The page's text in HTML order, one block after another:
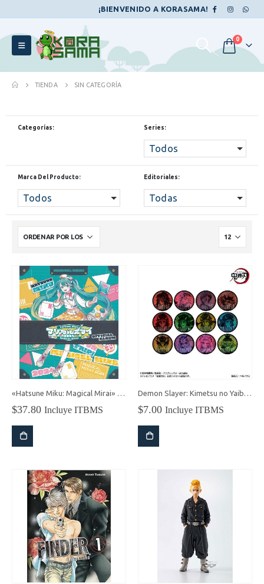
¡BIENVENIDO A KORASAMA!
0
TIENDA SIN CATEGORÍA
$37.80 Incluye ITBMS $7.00 Incluye ITBMS
Categorías: Series:
Todos
Marca Del Producto:
Todos
Editoriales:
Todas